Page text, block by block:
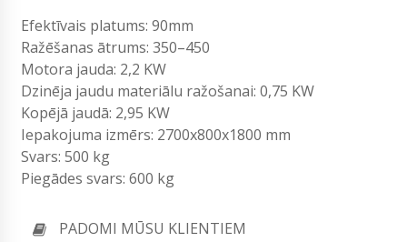
Efektīvais platums: 90mm
Ražēšanas ātrums: 350–450
Motora jauda: 2,2 KW
Dzinēja jaudu materiālu ražošanai: 0,75 KW
Kopējā jaudā: 2,95 KW
Iepakojuma izmērs: 2700x800x1800 mm
Svars: 500 kg
Piegādes svars: 600 kg
PADOMI MŪSU KLIENTIEM